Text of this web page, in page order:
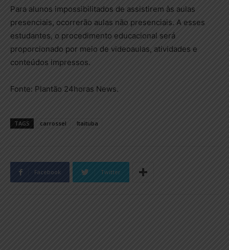
Para alunos impossibilitados de assistirem às aulas
presenciais, ocorrerão aulas não presenciais. A esses
estudantes, o procedimento educacional será
proporcionado por meio de videoaulas, atividades e
conteúdos impressos.
Fonte: Plantão 24horas News.
TAGS carrossel Itaituba
Facebook Twitter